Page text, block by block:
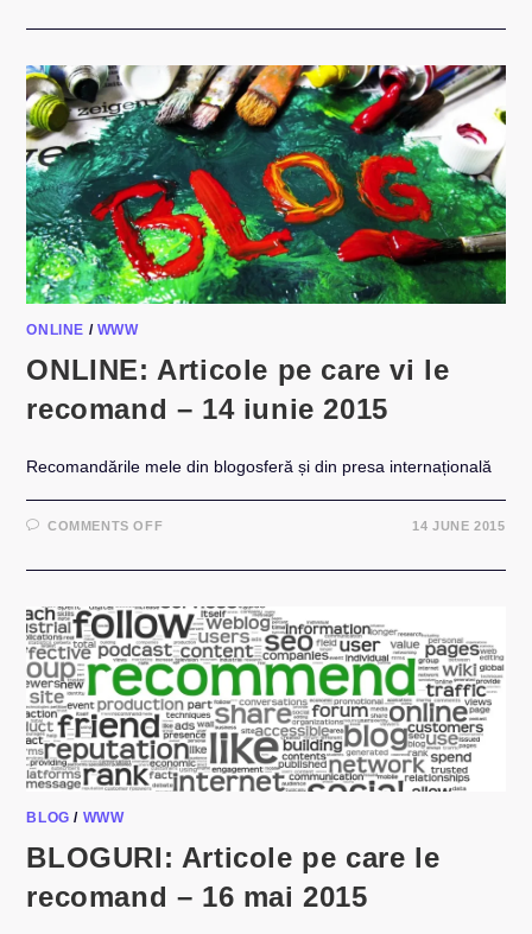
PE
RECOMAND
–
21
IUNIE
2015
ONLINE / WWW
ONLINE: Articole pe care vi le
recomand – 14 iunie 2015
Recomandările mele din blogosferă și din presa internațională
COMMENTS OFFON
PE
LE
RECOMAND
–
14
IUNIE
2015
14 JUNE 2015
BLOG / WWW
BLOGURI: Articole pe care le
recomand – 16 mai 2015